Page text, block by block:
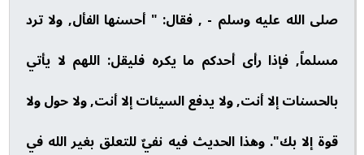
صلى الله عليه وسلم - , فقال: " أحسنها الفأل, ولا ترد
مسلماً, فإذا رأى أحدكم ما يكره فليقل: اللهم لا يأتي
بالحسنات إلا أنت, ولا يدفع السيئات إلا أنت, ولا حول ولا
قوة إلا بك". وهذا الحديث فيه نفيٌ للتعلق بغير الله في